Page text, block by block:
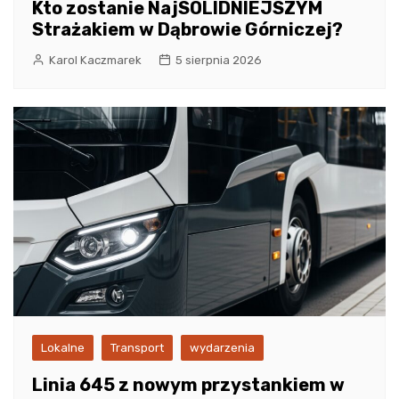
Kto zostanie NajSOLIDNIEJSZYM
Strażakiem w Dąbrowie Górniczej?
Karol Kaczmarek 5 sierpnia 2026
Lokalne Transport wydarzenia
Linia 645 z nowym przystankiem w